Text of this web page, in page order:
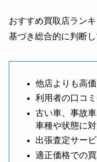
おすすめ買取店ラン
基づき総合的に判断し
他店よりも高
利用者の口コ
古い車、事故
車種や状態に
出張査定サー
適正価格での